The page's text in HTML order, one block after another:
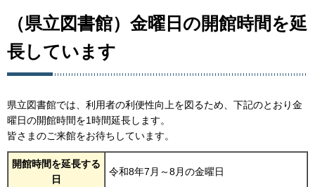
（県立図書館）金曜日の開館時間を延
長しています
県立図書館では、利用者の利便性向上を図るため、下記のとおり金
曜日の開館時間を1時間延長します。
皆さまのご来館をお待ちしています。
開館時間を延長する
日
令和8年7月～8月の金曜日